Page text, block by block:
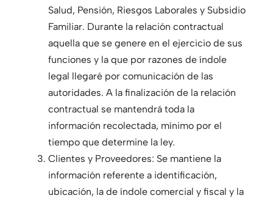
Salud, Pensión, Riesgos Laborales y Subsidio
Familiar. Durante la relación contractual
aquella que se genere en el ejercicio de sus
funciones y la que por razones de índole
legal llegaré por comunicación de las
autoridades. A la finalización de la relación
contractual se mantendrá toda la
información recolectada, mínimo por el
tiempo que determine la ley.
Clientes y Proveedores: Se mantiene la
información referente a identificación,
ubicación, la de índole comercial y fiscal y la